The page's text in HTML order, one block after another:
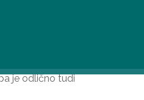
je odlično tudi